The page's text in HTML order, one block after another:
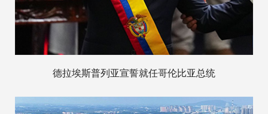
德拉埃斯普列亚宣誓就任哥伦比亚总统